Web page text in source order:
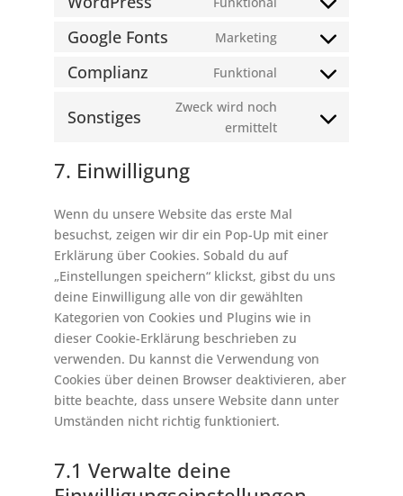
Consent
wordpress
Google Fonts Marketing
Consent
Complianz Funktional
Consent
service
Sonstiges
Zweck wird noch
ermittelt
Consent
7. Einwilligung
Wenn du unsere Website das erste Mal
besuchst, zeigen wir dir ein Pop-Up mit einer
Erklärung über Cookies. Sobald du auf
„Einstellungen speichern“ klickst, gibst du uns
deine Einwilligung alle von dir gewählten
Kategorien von Cookies und Plugins wie in
dieser Cookie-Erklärung beschrieben zu
verwenden. Du kannst die Verwendung von
Cookies über deinen Browser deaktivieren, aber
bitte beachte, dass unsere Website dann unter
Umständen nicht richtig funktioniert.
7.1 Verwalte deine